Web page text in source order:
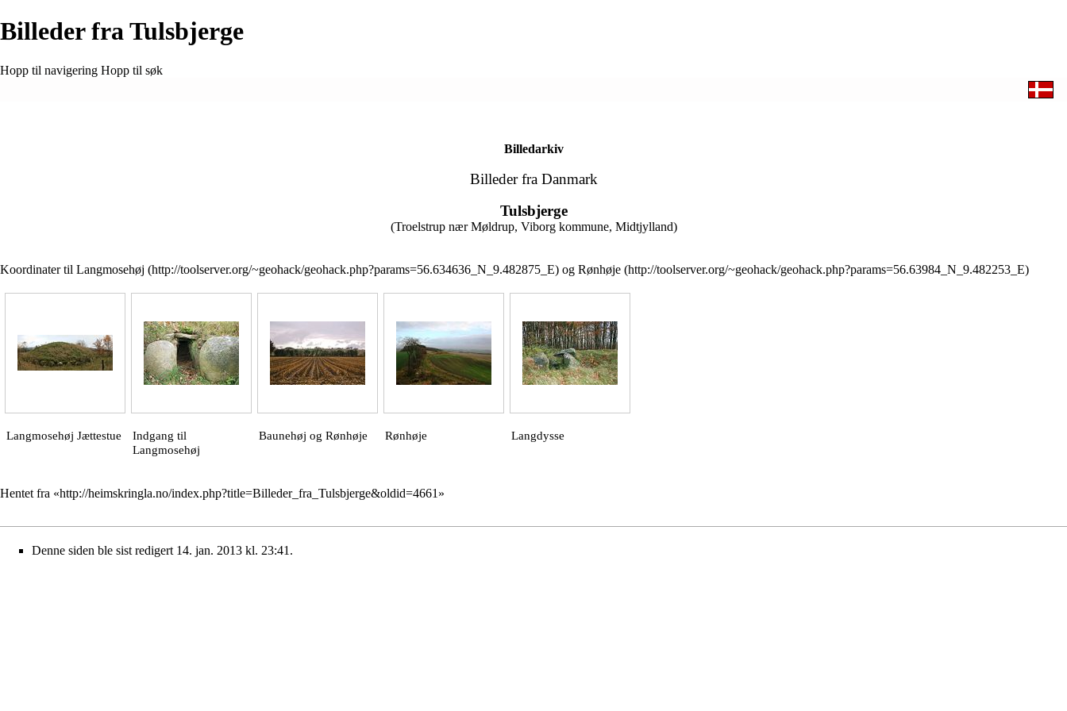
Billeder fra Tulsbjerge
Hopp til navigering Hopp til søk
Billedarkiv
Billeder fra Danmark
Tulsbjerge
(Troelstrup nær Møldrup, Viborg kommune, Midtjylland)
Koordinater til Langmosehøj og Rønhøje
Langmosehøj Jættestue
Indgang til
Langmosehøj
Baunehøj og Rønhøje Rønhøje Langdysse
Hentet fra «http://heimskringla.no/index.php?title=Billeder_fra_Tulsbjerge&oldid=4661 »
Denne siden ble sist redigert 14. jan. 2013 kl. 23:41.